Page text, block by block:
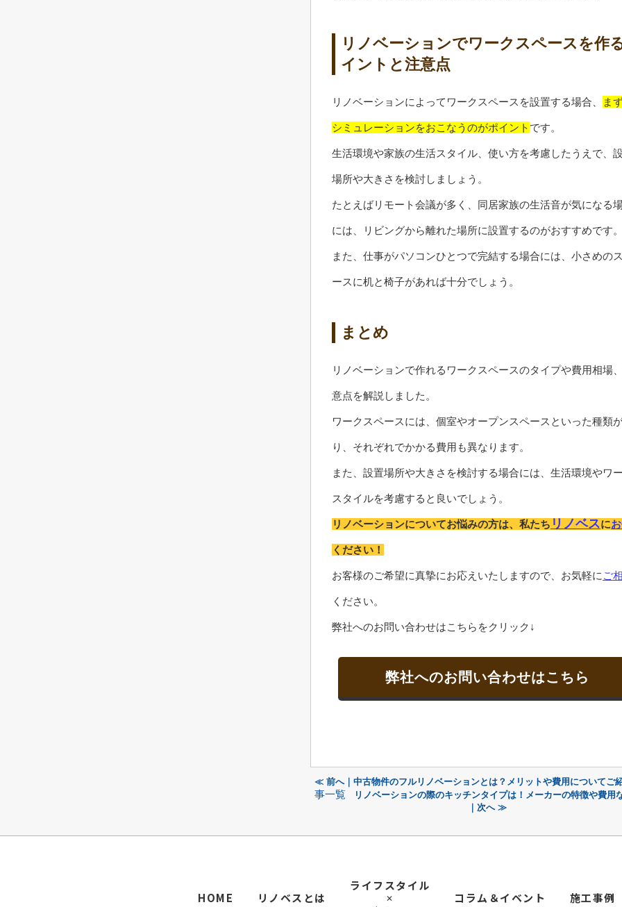
リノベーションでワークスペースを作
イントと注意点
リノベーションによってワークスペースを設置する場合、 ま
シミュレーションをおこなうのがポイント です。
生活環境や家族の生活スタイル、使い方を考慮したうえで、
場所や大きさを検討しましょう。
たとえばリモート会議が多く、同居家族の生活音が気になる
には、リビングから離れた場所に設置するのがおすすめです。
また、仕事がパソコンひとつで完結する場合には、小さめの
ースに机と椅子があれば十分でしょう。
まとめ
リノベーションで作れるワークスペースのタイプや費用相場
意点を解説しました。
ワークスペースには、個室やオープンスペースといった種類
り、それぞれでかかる費用も異なります。
また、設置場所や大きさを検討する場合には、生活環境やワ
スタイルを考慮すると良いでしょう。
リノベーションについてお悩みの方は、私たち リノベスに
ください！
お客様のご希望に真摯にお応えいたしますので、お気軽に ご
ください。
弊社へのお問い合わせはこちらをクリック↓
弊社へのお問い合わせはこちら
≪ 前へ｜中古物件のフルリノベーションとは？メリットや費用についてご
事一覧
リノベーションの際のキッチンタイプは！メーカーの特徴や費用
｜次へ ≫
HOME リノベスとは
ライフスタイル
✕ コラム＆イベント 施工事例